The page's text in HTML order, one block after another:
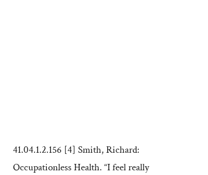
41.04.1.2.156 [4] Smith, Richard:
Occupationless Health. “I feel really